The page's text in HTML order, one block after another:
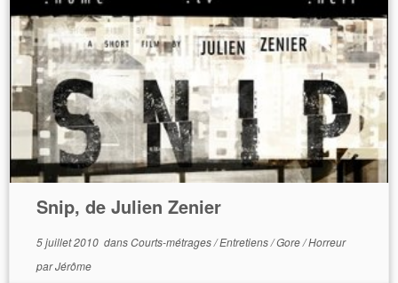
Snip, de Julien Zenier
5 juillet 2010dansCourts-métrages/Entretiens/Gore/Horreur
parJérôme